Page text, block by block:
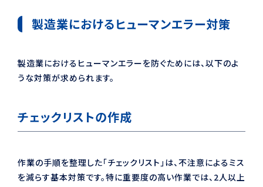
製造業におけるヒューマンエラー対策
製造業におけるヒューマンエラーを防ぐためには、以下のよ
うな対策が求められます。
チェックリストの作成
作業の手順を整理した「チェックリスト」は、不注意によるミス
を減らす基本対策です。特に重要度の高い作業では、2人以上